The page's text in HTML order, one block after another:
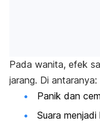
Pada wanita, efek
jarang. Di antaranya:
Panik dan
Suara